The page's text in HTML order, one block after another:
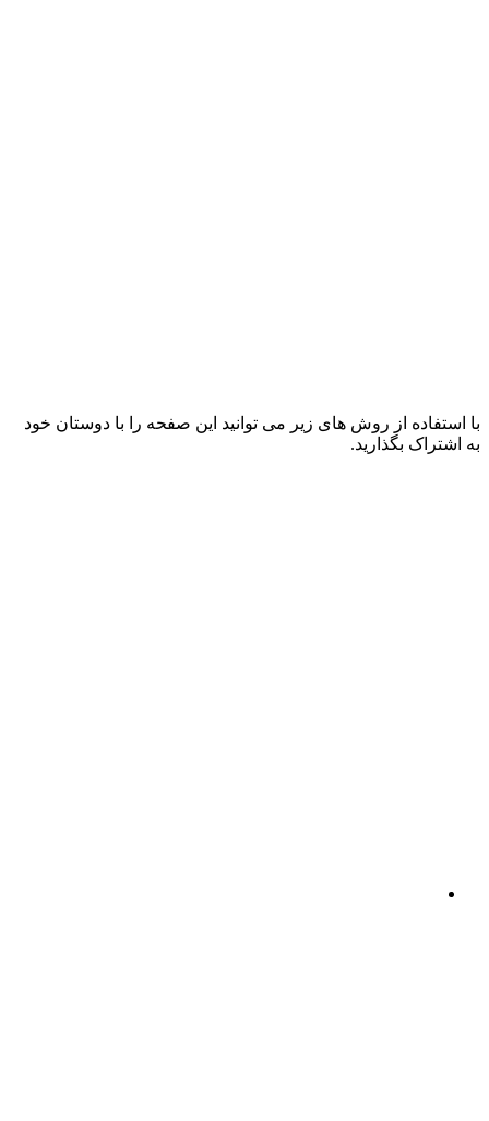
با استفاده از روش های زیر می توانید این صفحه را با دوستان خود
به اشتراک بگذارید.